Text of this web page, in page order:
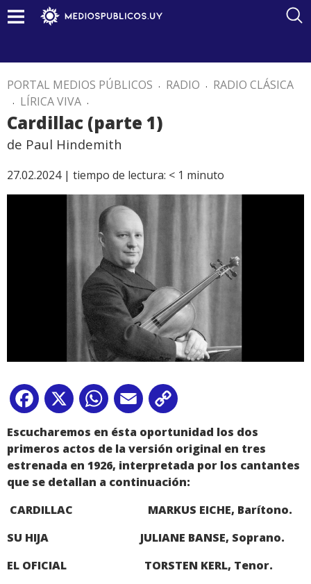
PORTAL MEDIOS PÚBLICOS . RADIO . RADIO CLÁSICA
. LÍRICA VIVA .
Cardillac (parte 1)
de Paul Hindemith
27.02.2024 | tiempo de lectura: < 1 minuto
Facebook
X WhatsApp
Email
Link
Escucharemos en ésta oportunidad los dos
primeros actos de la versión original en tres
estrenada en 1926, interpretada por los cantantes
que se detallan a continuación:
CARDILLAC MARKUS EICHE, Barítono.
SU HIJA JULIANE BANSE, Soprano.
EL OFICIAL TORSTEN KERL, Tenor.